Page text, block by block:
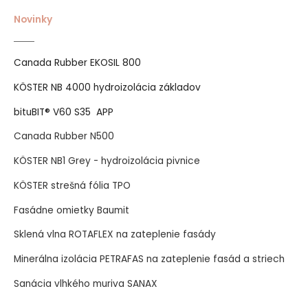
Novinky
Canada Rubber EKOSIL 800
KÖSTER NB 4000 hydroizolácia základov
bituBIT® V60 S35 APP
Canada Rubber N500
KÖSTER NB1 Grey - hydroizolácia pivnice
KÖSTER strešná fólia TPO
Fasádne omietky Baumit
Sklená vlna ROTAFLEX na zateplenie fasády
Minerálna izolácia PETRAFAS na zateplenie fasád a striech
Sanácia vlhkého muriva SANAX